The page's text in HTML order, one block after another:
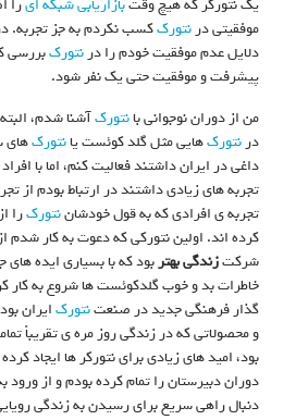
یک نتورکر که هیچ وقتبازاریابی شبکه ایرا
موفقیتی درنتورککسب نکردم به جز تجربه.
دلایل عدم موفقیت خودم را درنتورکبررسی
پیشرفت و موفقیت حتی یک نفر شود.
من از دوران نوجوانی بانتورکآشنا شدم،
درنتورکهایی مثل گلد کوئست یانتورکهای
داغی در ایران داشتند فعالیت کنم، اما با
تجربه های زیادی داشتند در ارتباط بودم از
تجربه ی افرادی که به قول خودشاننتورکرا
کرده اند. اولین نتورکی که دعوت به کار شدم
شرکتزندگی بهتربود که با بسیاری ایده های
خاطرات بد و خوب گلدکوئست ها شروع به کار
گذار فرهنگی جدید در صنعتنتورکایران
و محصولاتی که در زندگی روز مره ی تقریباً
بود، امید های زیادی برای نتورکر ها ایجاد
دوران دبیرستان را تمام کرده بودم و از ورود
دنبال راهی سریع برای رسیدن به زندگی